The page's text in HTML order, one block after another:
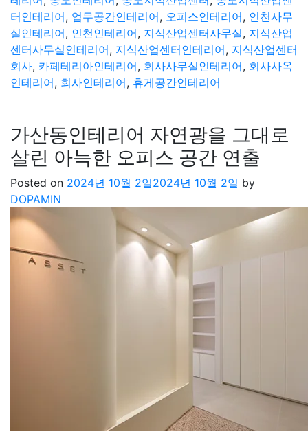
터인테리어, 업무공간인테리어, 오피스인테리어, 인천사무
실인테리어, 인천인테리어, 지식산업센터사무실, 지식산업
센터사무실인테리어, 지식산업센터인테리어, 지식산업센터
회사, 카페테리아인테리어, 회사사무실인테리어, 회사사옥
인테리어, 회사인테리어, 휴게공간인테리어
가산동인테리어 자연광을 그대로
살린 아늑한 오피스 공간 연출
Posted on 2024년 10월 2일2024년 10월 2일 by
DOPAMIN